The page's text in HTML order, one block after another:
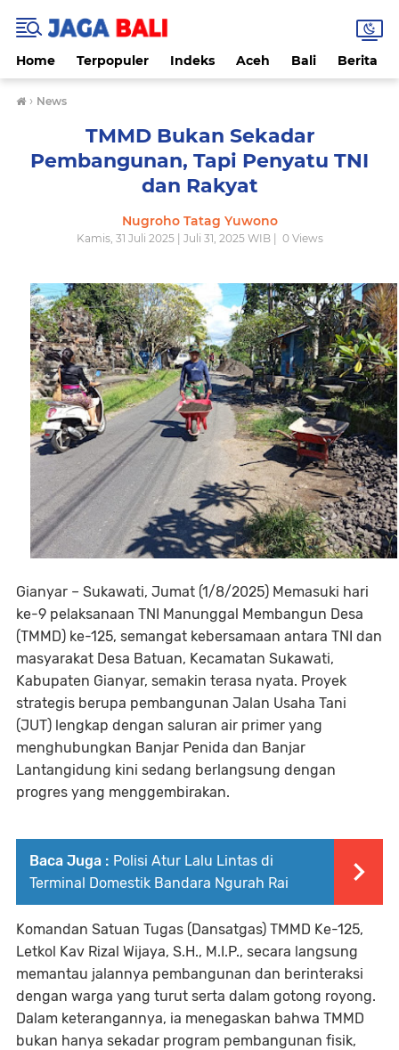
Home Terpopuler Indeks Aceh Bali Berita
› News
TMMD Bukan Sekadar
Pembangunan, Tapi Penyatu TNI
dan Rakyat
Nugroho Tatag Yuwono
Kamis, 31 Juli 2025 | Juli 31, 2025 WIB | 0Views
Gianyar – Sukawati, Jumat (1/8/2025) Memasuki hari
ke-9 pelaksanaan TNI Manunggal Membangun Desa
(TMMD) ke-125, semangat kebersamaan antara TNI dan
masyarakat Desa Batuan, Kecamatan Sukawati,
Kabupaten Gianyar, semakin terasa nyata. Proyek
strategis berupa pembangunan Jalan Usaha Tani
(JUT) lengkap dengan saluran air primer yang
menghubungkan Banjar Penida dan Banjar
Lantangidung kini sedang berlangsung dengan
progres yang menggembirakan.
Baca Juga : Polisi Atur Lalu Lintas di
Terminal Domestik Bandara Ngurah Rai
Komandan Satuan Tugas (Dansatgas) TMMD Ke-125,
Letkol Kav Rizal Wijaya, S.H., M.I.P., secara langsung
memantau jalannya pembangunan dan berinteraksi
dengan warga yang turut serta dalam gotong royong.
Dalam keterangannya, ia menegaskan bahwa TMMD
bukan hanya sekadar program pembangunan fisik,